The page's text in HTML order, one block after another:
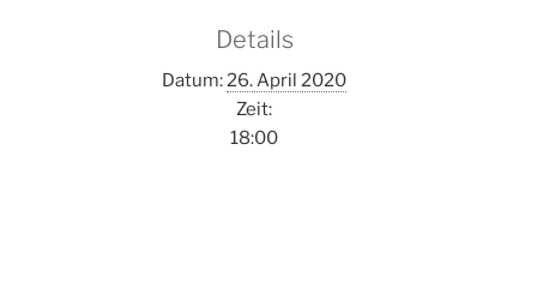
Details
Datum:26. April 2020
Zeit:
18:00